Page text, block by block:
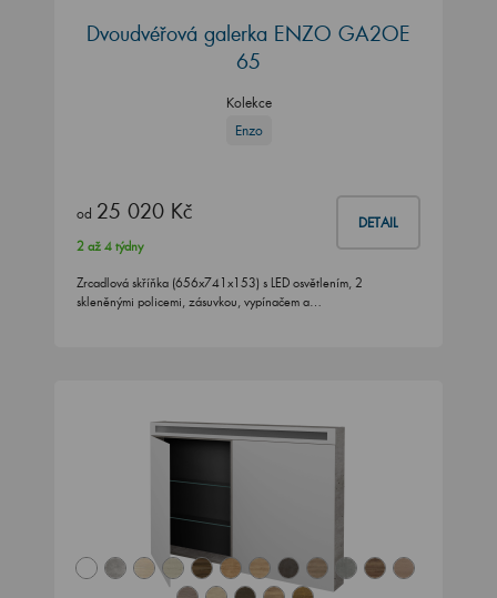
Dvoudvéřová galerka ENZO GA2OE
65
Kolekce
Enzo
od 25 020 Kč DETAIL
2 až 4 týdny
Zrcadlová skříňka (656x741x153) s LED osvětlením, 2
skleněnými policemi, zásuvkou, vypínačem a…